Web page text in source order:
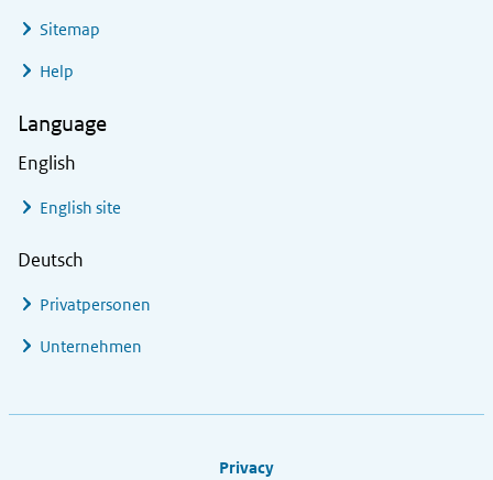
Sitemap
Help
Language
English
English site
Deutsch
Privatpersonen
Unternehmen
Privacy